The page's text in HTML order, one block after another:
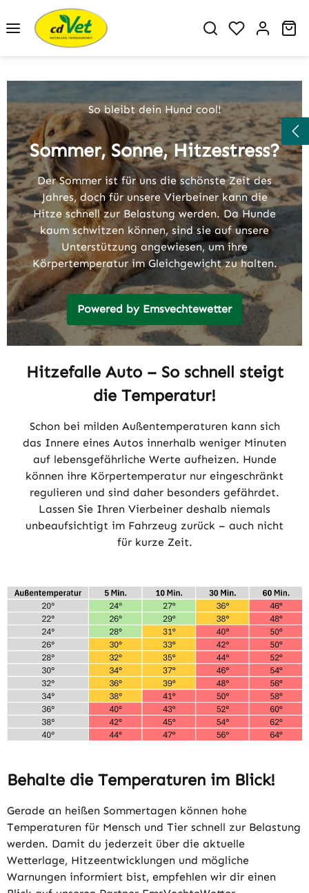
Zum Hauptinhalt springen
Du hast 0
So bleibt dein Hund cool!
Sommer, Sonne, Hitzestress?
Der Sommer ist für uns die schönste Zeit des
Jahres, doch für unsere Vierbeiner kann die
Hitze schnell zur Belastung werden. Da Hunde
kaum schwitzen können, sind sie auf unsere
Unterstützung angewiesen, um ihre
Körpertemperatur im Gleichgewicht zu halten.
Powered by Emsvechtewetter
Hitzefalle Auto – So schnell steigt
die Temperatur!
Schon bei milden Außentemperaturen kann sich
das Innere eines Autos innerhalb weniger Minuten
auf lebensgefährliche Werte aufheizen. Hunde
können ihre Körpertemperatur nur eingeschränkt
regulieren und sind daher besonders gefährdet.
Lassen Sie Ihren Vierbeiner deshalb niemals
unbeaufsichtigt im Fahrzeug zurück – auch nicht
für kurze Zeit.
Behalte die Temperaturen im Blick!
Gerade an heißen Sommertagen können hohe
Temperaturen für Mensch und Tier schnell zur Belastung
werden. Damit du jederzeit über die aktuelle
Wetterlage, Hitzeentwicklungen und mögliche
Warnungen informiert bist, empfehlen wir dir einen